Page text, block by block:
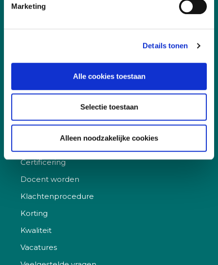
Marketing
Details tonen
Alle cookies toestaan
Selectie toestaan
Alleen noodzakelijke cookies
Digitalisering
Duurzaamheid
Governance
Aanmelden, deelname en annuleren
Certificering
Docent worden
Klachtenprocedure
Korting
Kwaliteit
Vacatures